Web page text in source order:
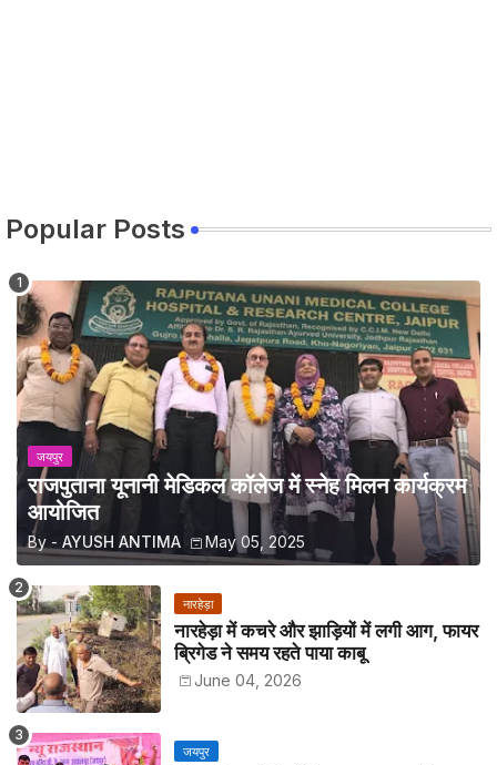
Popular Posts
जयपुर
राजपुताना यूनानी मेडिकल कॉलेज में स्नेह मिलन कार्यक्रम
आयोजित
By - AYUSH ANTIMA May 05, 2025
नारहेड़ा
नारहेड़ा में कचरे और झाड़ियों में लगी आग, फायर
ब्रिगेड ने समय रहते पाया काबू
June 04, 2026
जयपुर